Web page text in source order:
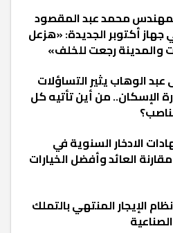
محمد عبد المقصود
أكتوبر الجديدة: «هزعل
والمدينة رجعت للخلف»
الوهاب يثير التساؤلات
الإسكان.. من أين تأتيه كل
الادخار السنوية في
العائد وأفضل الخيارات
الإيجار المنتهي بالتملك